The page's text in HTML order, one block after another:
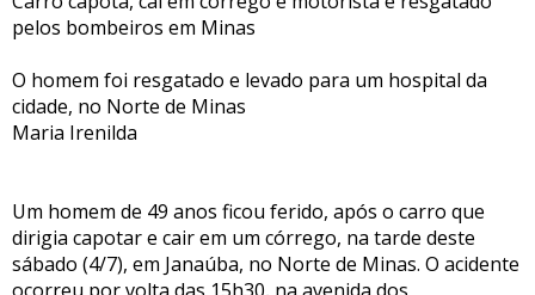
pelos bombeiros em Minas
O homem foi resgatado e levado para um hospital da
cidade, no Norte de Minas
Maria Irenilda
Um homem de 49 anos ficou ferido, após o carro que
dirigia capotar e cair em um córrego, na tarde deste
sábado (4/7), em Janaúba, no Norte de Minas. O acidente